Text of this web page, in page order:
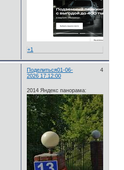
+1
Поделиться 4
01-06-
2026 17:12:00
2014 Яндекс панорама: